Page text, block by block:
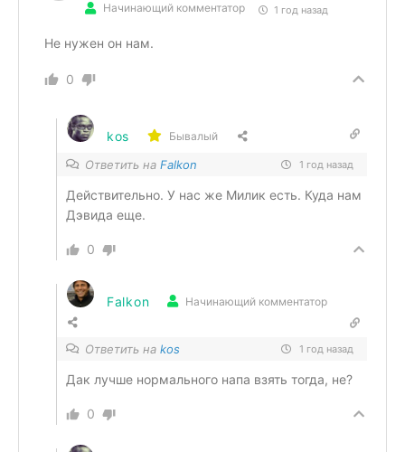
Начинающий комментатор 1 год назад
Не нужен он нам.
0
kos Бывалый
Ответить на Falkon 1 год назад
Действительно. У нас же Милик есть. Куда нам
Дэвида еще.
0
Falkon Начинающий комментатор
Ответить на kos 1 год назад
Дак лучше нормального напа взять тогда, не?
0